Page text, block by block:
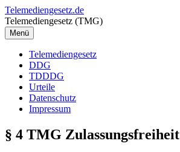
Zum
Inhalt
springen
Telemediengesetz.de
Telemediengesetz (TMG)
Menü
Telemediengesetz
DDG
TDDDG
Urteile
Datenschutz
Impressum
§ 4 TMG Zulassungsfreiheit